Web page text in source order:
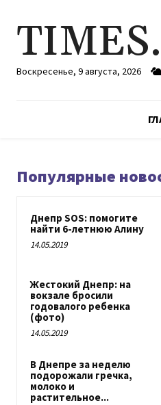
Воскресенье, 9 августа, 2026
Популярные
Днепр SOS: помогите
найти 6-летнюю Алину
14.05.2019
Жестокий Днепр: на
вокзале бросили
годовалого ребенка
(фото)
14.05.2019
В Днепре за неделю
подорожали гречка,
молоко и
растительное...